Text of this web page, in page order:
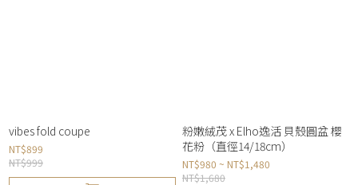
vibes fold coupe
NT$899
NT$999
粉嫩絨茂 x Elho逸活 貝殼圓盆 櫻
花粉（直徑14/18cm）
NT$980 ~ NT$1,480
NT$1,680